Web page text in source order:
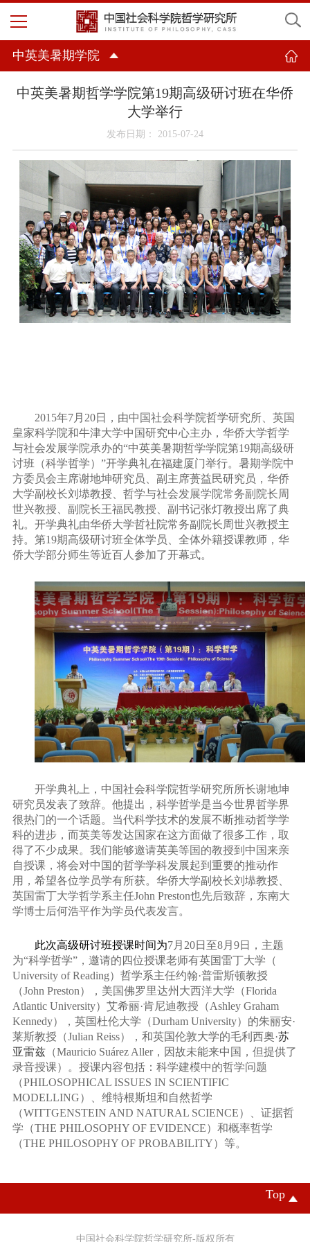
中英美暑期学院
中英美暑期哲学学院第19期高级研讨班在华侨
大学举行
发布日期： 2015-07-24
2015年7月 20日，由中国社会科学院哲学研究所、英国
皇家科学院和牛津大学中国研究中心主办，华侨大学哲学
与社会发展学院承办的“中英美暑期哲学学院第19期高级研
讨班（科学哲学） ”开学典礼在福建厦门举行。暑期学院中
方委员会主席谢地坤研究员、副主席蒉益民研究员，华侨
大学副校长刘塨教授、哲学与社会发展学院常务副院长周
世兴教授、副院长王福民教授、副书记张灯教授出席了典
礼。开学典礼由华侨大学哲社院常务副院长周世兴教授主
持。第19期高级研讨班全体学员、全体外籍授课教师，华
侨大学部分师生等近百人参加了开幕式。
开学典礼上，中国社会科学院哲学研究所所长谢地坤
研究员发表了致辞。他提出，科学哲学是当今世界哲学界
很热门的一个话题。当代科学技术的发展不断推动哲学学
科的进步，而英美等发达国家在这方面做了很多工作，取
得了不少成果。我们能够邀请英美等国的教授到中国来亲
自授课，将会对中国的哲学学科发展起到重要的推动作
用，希望各位学员学有所获。华侨大学副校长刘塨教授、
英国雷丁大学哲学系主任John Preston也先后致辞，东南大
学博士后何浩平作为学员代表发言。
此次高级研讨班授课时间为7月 20日至8月 9日，主题
为“科学哲学”，邀请的四位授课老师有英国雷丁大学（
University ofReading）哲学系主任约翰·普雷斯顿教授
（John Preston），美国佛罗里达州大西洋大学（Florida
Atlantic University）艾希丽·肯尼迪教授（Ashley Graham
Kennedy），英国杜伦大学（Durham University）的朱丽安·
莱斯教授（Julian Reiss），和英国伦敦大学的毛利西奥·苏
亚雷兹（Mauricio Suárez Aller，因故未能来中国，但提供了
录音授课）。授课内容包括：科学建模中的哲学问题
（PHILOSOPHICAL ISSUES IN SCIENTIFIC
MODELLING）、维特根斯坦和自然哲学
（WITTGENSTEIN AND NATURAL SCIENCE）、证据哲
学（THE PHILOSOPHY OF EVIDENCE）和概率哲学
（THE PHILOSOPHY OF PROBABILITY）等。
Top
中国社会科学院哲学研究所-版权所有